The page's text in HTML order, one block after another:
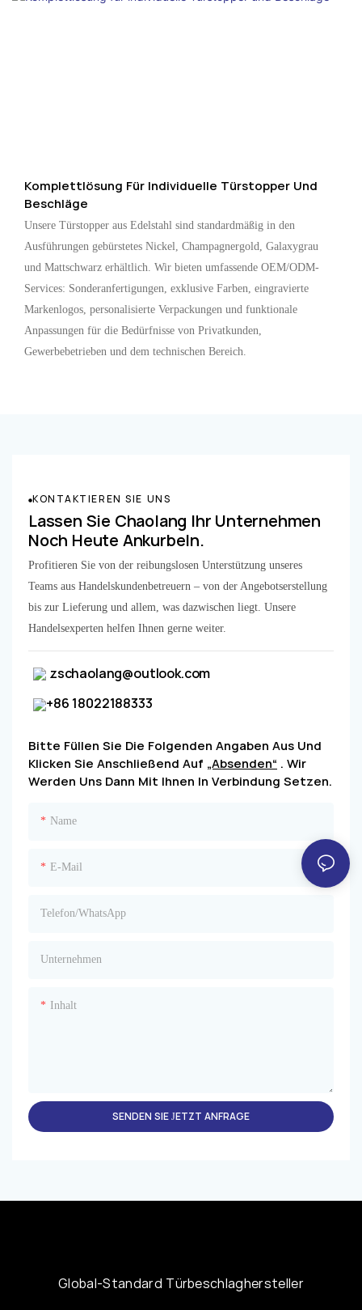
Komplettlösung Für Individuelle Türstopper Und
Beschläge
Unsere Türstopper aus Edelstahl sind standardmäßig in den
Ausführungen gebürstetes Nickel, Champagnergold, Galaxygrau
und Mattschwarz erhältlich. Wir bieten umfassende OEM/ODM-
Services: Sonderanfertigungen, exklusive Farben, eingravierte
Markenlogos, personalisierte Verpackungen und funktionale
Anpassungen für die Bedürfnisse von Privatkunden,
Gewerbebetrieben und dem technischen Bereich.
KONTAKTIEREN SIE UNS
Lassen Sie Chaolang Ihr Unternehmen
Noch Heute Ankurbeln.
Profitieren Sie von der reibungslosen Unterstützung unseres
Teams aus Handelskundenbetreuern – von der Angebotserstellung
bis zur Lieferung und allem, was dazwischen liegt. Unsere
Handelsexperten helfen Ihnen gerne weiter.
zschaolang@outlook.com
+86 18022188333
Bitte Füllen Sie Die Folgenden Angaben Aus Und
Klicken Sie Anschließend Auf „Absenden“ . Wir
Werden Uns Dann Mit Ihnen In Verbindung Setzen.
Name
E-Mail
Telefon/WhatsApp
Unternehmen
Inhalt
SENDEN SIE JETZT ANFRAGE
Global-Standard Türbeschlaghersteller